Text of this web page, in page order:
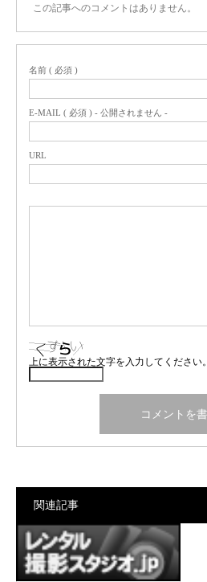
この記事へのコメントはありません。
名前 ( 必須 )
E-MAIL ( 必須 ) - 公開されません -
URL
上に表示された文字を入力してください。
関連記事